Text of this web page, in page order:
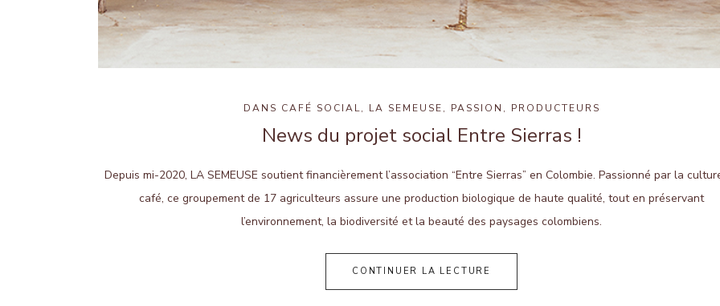
DANS CAFÉ SOCIAL, LA SEMEUSE, PASSION , PRODUCTEURS
News du projet social Entre Sierras !
Depuis mi-2020, LA SEMEUSE soutient financièrement l’association “Entre Sierras” en Colombie. Passionné par la
café, ce groupement de 17 agriculteurs assure une production biologique de haute qualité, tout en préservant
l’environnement, la biodiversité et la beauté des paysages colombiens.
CONTINUER LA LECTURE